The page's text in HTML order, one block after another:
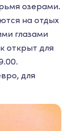
озерами.
на отдых
глазами
открыт для
для